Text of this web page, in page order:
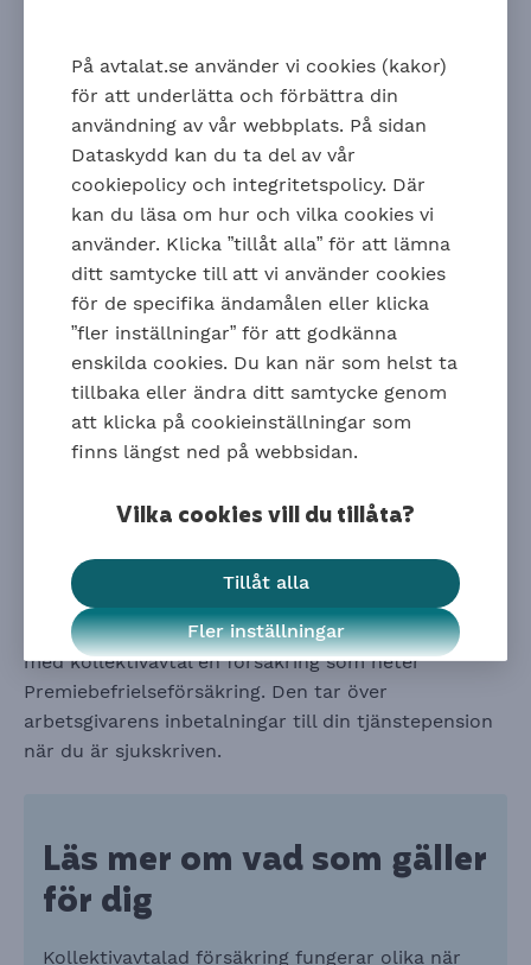
Deltidssjukskrivning
Extra ersättning genom
kollektivavtalad försäkring
Du som jobbar på ett företag med kollektivavtal har
oftast rätt till extra ersättning när du är sjukskriven.
Det är bestämt i kollektivavtalet och fungerar lite
olika beroende på vilket avtal du tillhör.
Om du är arbetare kan du få extra pengar genom
Avtalsgruppsjukförsäkring
Är du tjänsteman kan du få extra pengar genom
dels kollektivavtalad sjuklön och dels
ITP sjukpension
som gäller vid längre sjukskrivning.
Kolla med din arbetsgivare eller ditt fackförbund
Bra att veta om din
tjänstepension
För att du inte ska gå miste om inbetalningar till din
tjänstepension har du som jobbar på ett företag
med kollektivavtal en försäkring som heter
Premiebefrielseförsäkring. Den tar över
arbetsgivarens inbetalningar till din tjänstepension
när du är sjukskriven.
Läs mer om vad som gäller
för dig
Kollektivavtalad försäkring fungerar olika när
På avtalat.se använder vi cookies (kakor)
för att underlätta och förbättra din
användning av vår webbplats. På sidan
Dataskydd kan du ta del av vår
cookiepolicy och integritetspolicy. Där
kan du läsa om hur och vilka cookies vi
använder. Klicka ”tillåt alla” för att lämna
ditt samtycke till att vi använder cookies
för de specifika ändamålen eller klicka
”fler inställningar” för att godkänna
enskilda cookies. Du kan när som helst ta
tillbaka eller ändra ditt samtycke genom
att klicka på cookieinställningar som
finns längst ned på webbsidan.
Vilka cookies vill du tillåta?
Tillåt alla
Fler inställningar